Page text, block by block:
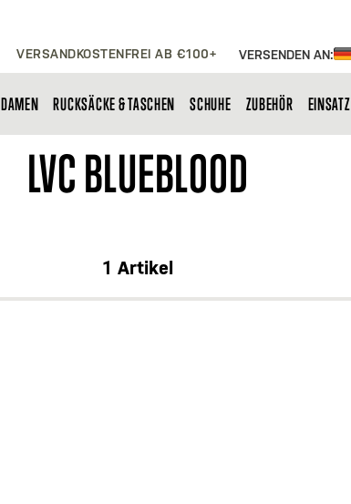
VERSANDKOSTENFREI AB €100+ VERSENDEN AN:
DAMEN RUCKSÄCKE & TASCHEN SCHUHE ZUBEHÖR EINSATZ
LVC BLUEBLOOD
1 Artikel